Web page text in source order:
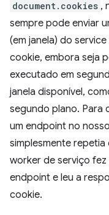
document.cookies ,
sempre pode enviar
(em janela) do
cookie, embora seja
executado em
janela disponível,
segundo plano. Para
um endpoint no
simplesmente
worker de serviço
endpoint e leu a
cookie.